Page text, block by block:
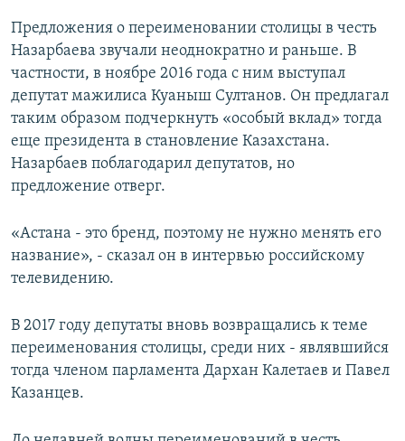
Предложения о переименовании столицы в честь
Назарбаева звучали неоднократно и раньше. В
частности, в ноябре 2016 года с ним выступал
депутат мажилиса Куаныш Султанов. Он предлагал
таким образом подчеркнуть «особый вклад» тогда
еще президента в становление Казахстана.
Назарбаев поблагодарил депутатов, но
предложение отверг.
«Астана - это бренд, поэтому не нужно менять его
название», - сказал он в интервью российскому
телевидению.
В 2017 году депутаты вновь возвращались к теме
переименования столицы, среди них - являвшийся
тогда членом парламента Дархан Калетаев и Павел
Казанцев.